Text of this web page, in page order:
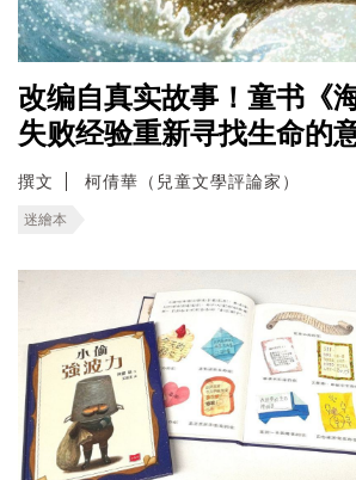
改编自真实故事！童书《
失败经验重新寻找生命的
撰文 柯倩華（兒童文學評論家）
迷繪本